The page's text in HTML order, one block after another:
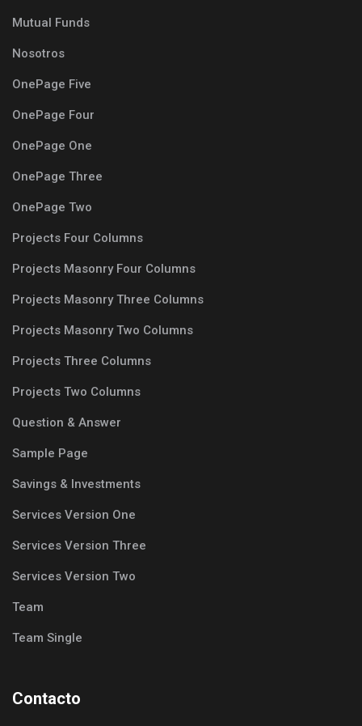
Mutual Funds
Nosotros
OnePage Five
OnePage Four
OnePage One
OnePage Three
OnePage Two
Projects Four Columns
Projects Masonry Four Columns
Projects Masonry Three Columns
Projects Masonry Two Columns
Projects Three Columns
Projects Two Columns
Question & Answer
Sample Page
Savings & Investments
Services Version One
Services Version Three
Services Version Two
Team
Team Single
Contacto